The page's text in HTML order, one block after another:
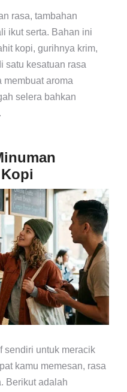
rasa, tambahan
ikut serta. Bahan ini
kopi, gurihnya krim,
satu kesatuan rasa
membuat aroma
selera bahkan
sendiri untuk meracik
kamu memesan, rasa
Berikut adalah